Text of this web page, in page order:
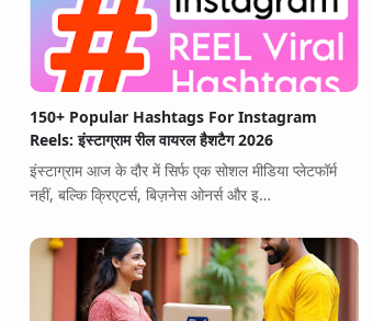
150+ Popular Hashtags For Instagram
Reels: इंस्टाग्राम रील वायरल हैशटैग 2026
इंस्टाग्राम आज के दौर में सिर्फ एक सोशल मीडिया प्लेटफॉर्म
नहीं, बल्कि क्रिएटर्स, बिज़नेस ओनर्स और इ…